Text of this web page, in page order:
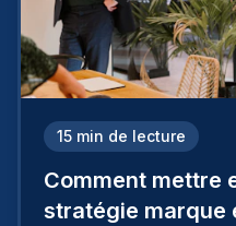
15 min de lecture
Comment mettre
stratégie marque